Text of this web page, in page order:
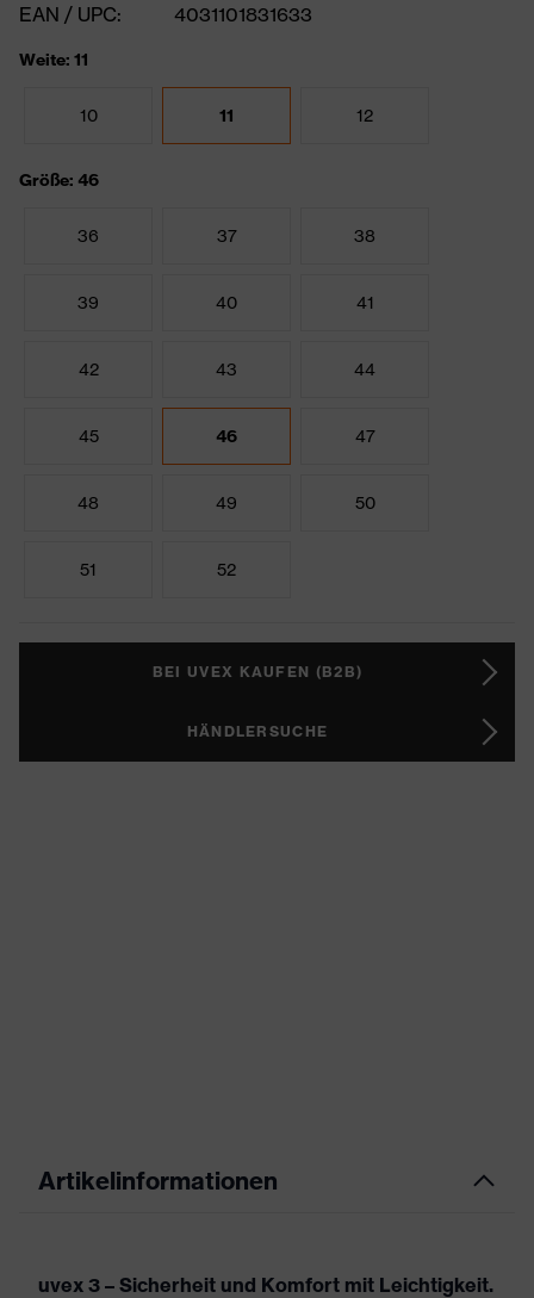
EAN / UPC:
4031101831633
Weite: 11
10 11 12
Größe: 46
36 37 38
39 40 41
42 43 44
45 46 47
48 49 50
51 52
BEI UVEX KAUFEN (B2B)
HÄNDLERSUCHE
Artikelinformationen
uvex 3 – Sicherheit und Komfort mit Leichtigkeit.